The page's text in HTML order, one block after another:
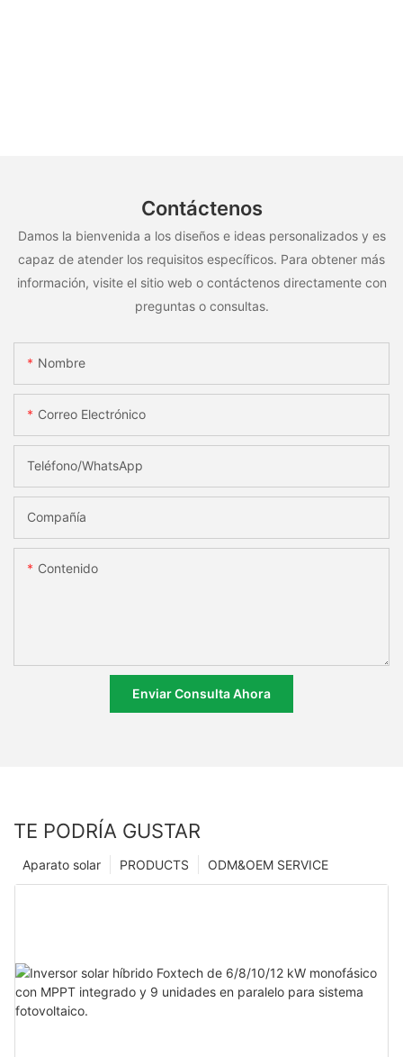
Contáctenos
Damos la bienvenida a los diseños e ideas personalizados y es
capaz de atender los requisitos específicos. Para obtener más
información, visite el sitio web o contáctenos directamente con
preguntas o consultas.
Nombre
Correo Electrónico
Teléfono/WhatsApp
Compañía
Contenido
Enviar Consulta Ahora
TE PODRÍA GUSTAR
ODM&OEM SERVICE
PRODUCTS
Aparato solar